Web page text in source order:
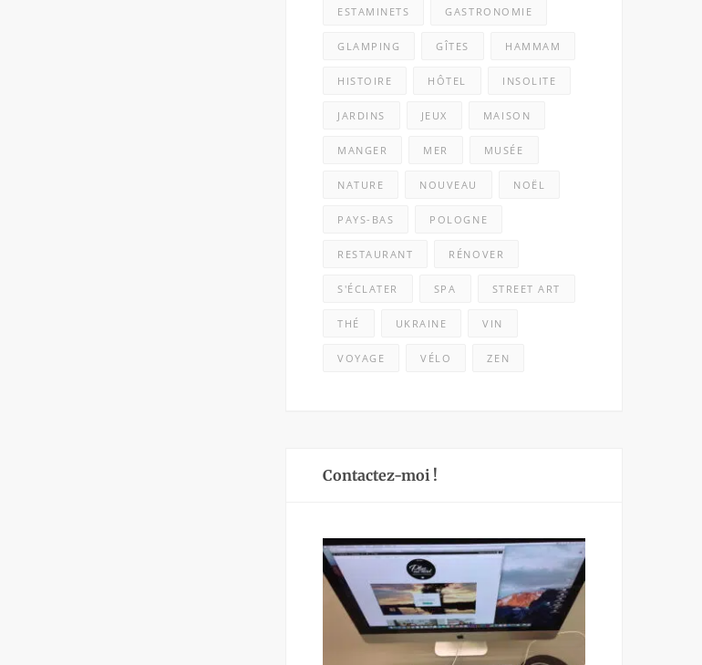
ESTAMINETS GASTRONOMIE
GLAMPING GÎTES HAMMAM
HISTOIRE HÔTEL INSOLITE
JARDINS JEUX MAISON
MANGER MER MUSÉE
NATURE NOUVEAU NOËL
PAYS-BAS POLOGNE
RESTAURANT RÉNOVER
S'ÉCLATER SPA STREET ART
THÉ UKRAINE VIN
VOYAGE VÉLO ZEN
Contactez-moi !